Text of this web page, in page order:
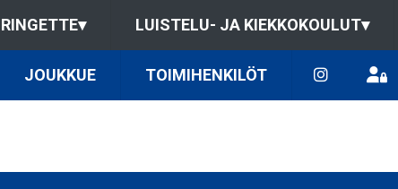
RINGETTE▾ LUISTELU- JA KIEKKOKOULUT▾
JOUKKUE TOIMIHENKILÖT